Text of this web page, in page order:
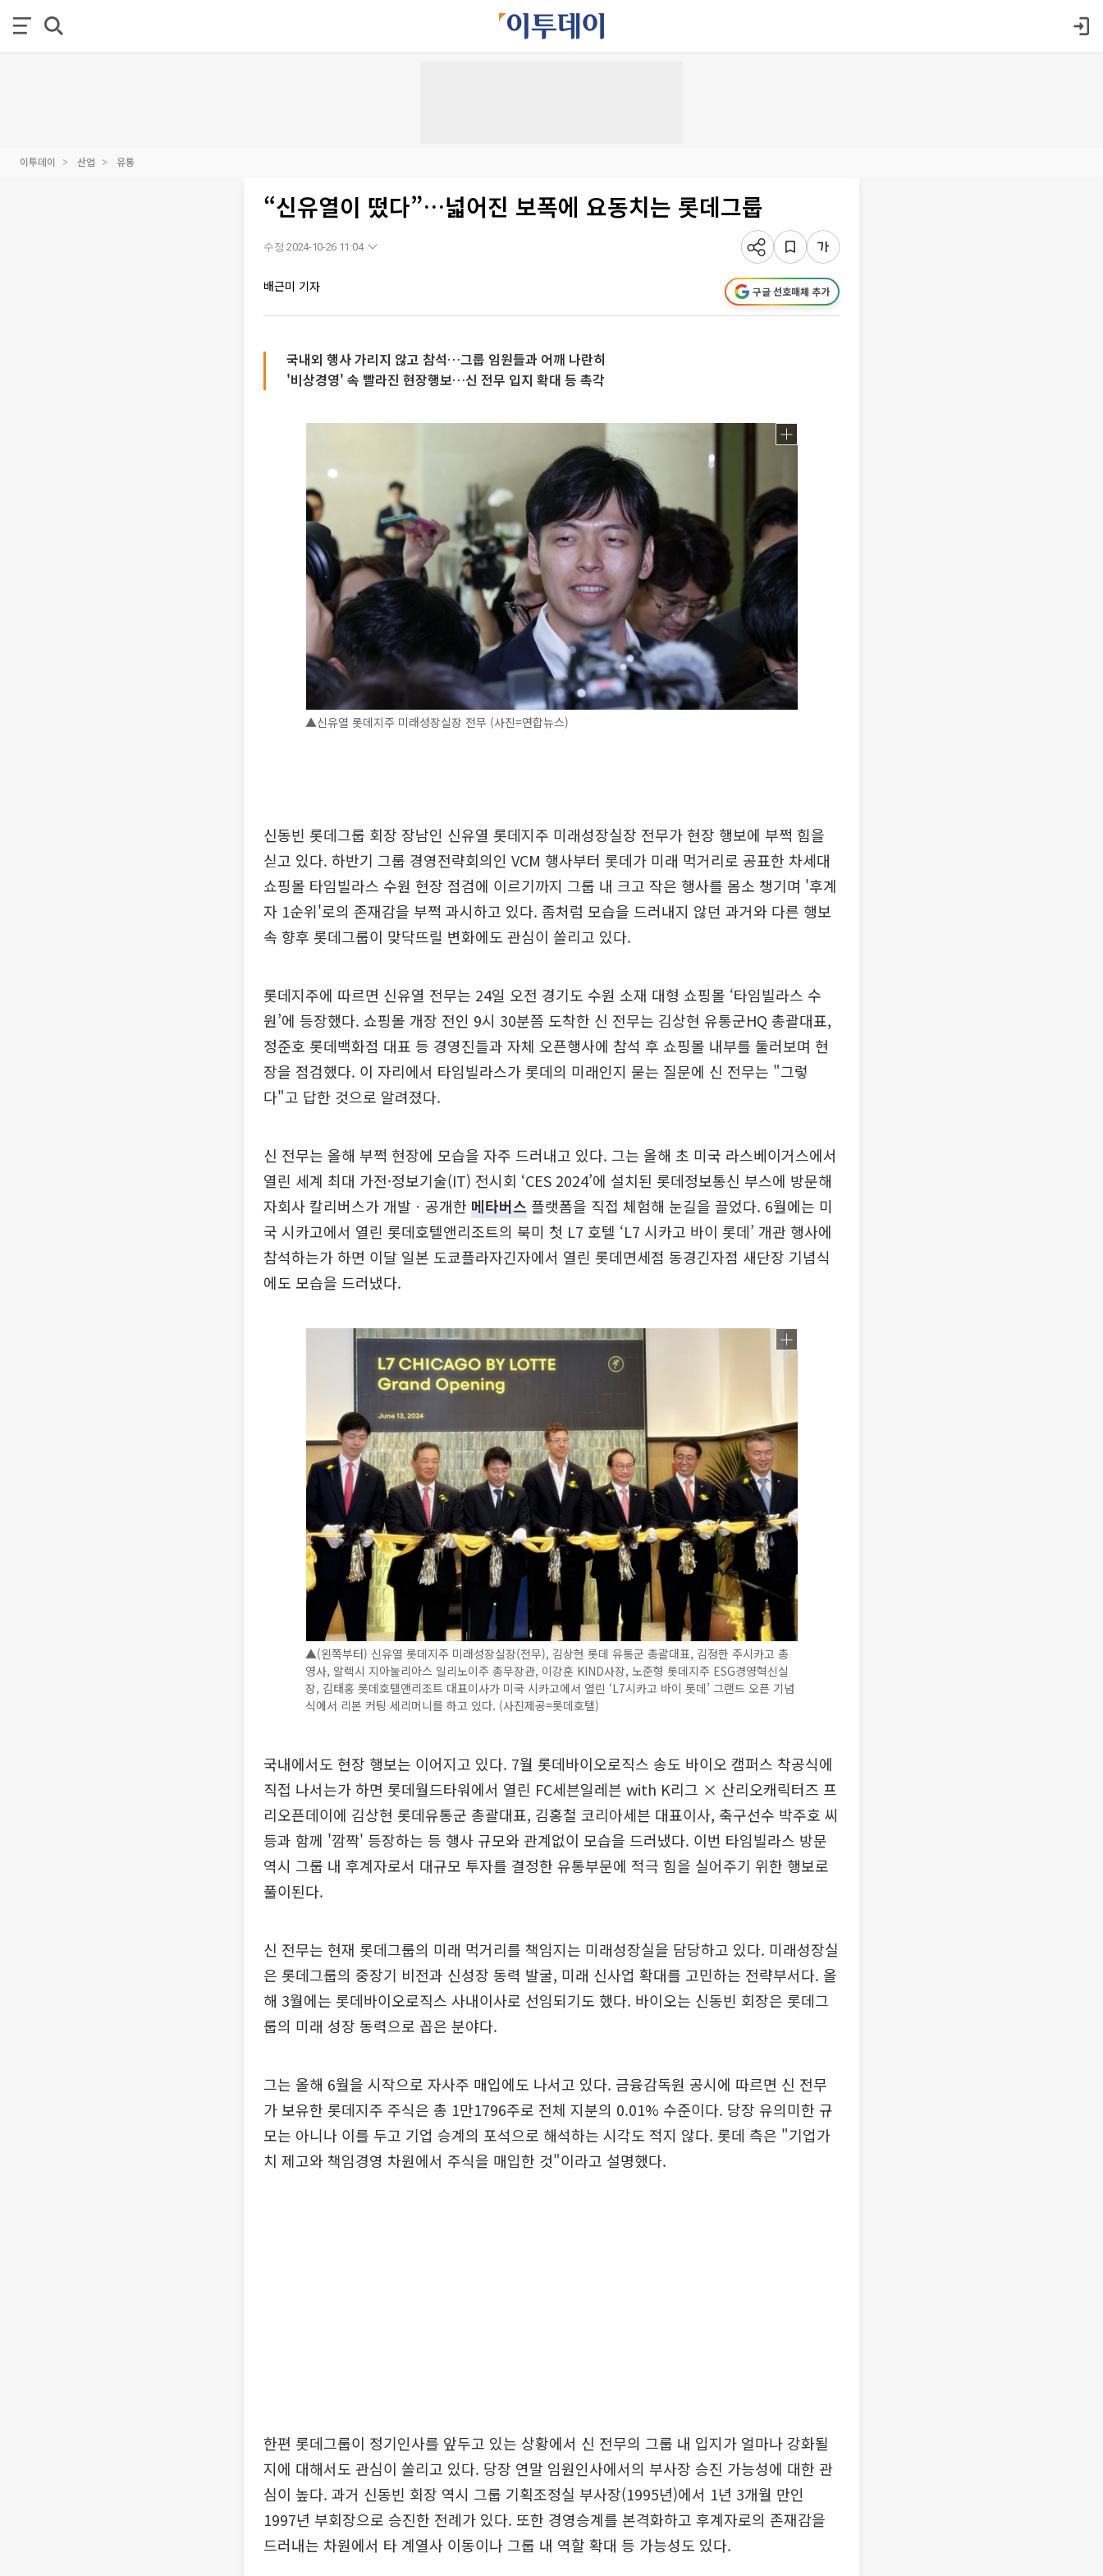
이투데이 산업 유통
“신유열이 떴다”…넓어진 보폭에 요동치는 롯데그룹
수정 2024-10-26 11:04
배근미 기자 구글 선호매체 추가
국내외 행사 가리지 않고 참석…그룹 임원들과 어깨 나란히
'비상경영' 속 빨라진 현장행보…신 전무 입지 확대 등 촉각
▲신유열 롯데지주 미래성장실장 전무 (사진=연합뉴스)
신동빈 롯데그룹 회장 장남인 신유열 롯데지주 미래성장실장 전무가 현장 행보에 부쩍 힘을
싣고 있다. 하반기 그룹 경영전략회의인 VCM 행사부터 롯데가 미래 먹거리로 공표한 차세대
쇼핑몰 타임빌라스 수원 현장 점검에 이르기까지 그룹 내 크고 작은 행사를 몸소 챙기며 '후계
자 1순위'로의 존재감을 부쩍 과시하고 있다. 좀처럼 모습을 드러내지 않던 과거와 다른 행보
속 향후 롯데그룹이 맞닥뜨릴 변화에도 관심이 쏠리고 있다.
롯데지주에 따르면 신유열 전무는 24일 오전 경기도 수원 소재 대형 쇼핑몰 ‘타임빌라스 수
원’에 등장했다. 쇼핑몰 개장 전인 9시 30분쯤 도착한 신 전무는 김상현 유통군HQ 총괄대표,
정준호 롯데백화점 대표 등 경영진들과 자체 오픈행사에 참석 후 쇼핑몰 내부를 둘러보며 현
장을 점검했다. 이 자리에서 타임빌라스가 롯데의 미래인지 묻는 질문에 신 전무는 "그렇
다"고 답한 것으로 알려졌다.
신 전무는 올해 부쩍 현장에 모습을 자주 드러내고 있다. 그는 올해 초 미국 라스베이거스에서
열린 세계 최대 가전·정보기술(IT) 전시회 ‘CES 2024’에 설치된 롯데정보통신 부스에 방문해
자회사 칼리버스가 개발ㆍ공개한 메타버스 플랫폼을 직접 체험해 눈길을 끌었다. 6월에는 미
국 시카고에서 열린 롯데호텔앤리조트의 북미 첫 L7 호텔 ‘L7 시카고 바이 롯데’ 개관 행사에
참석하는가 하면 이달 일본 도쿄플라자긴자에서 열린 롯데면세점 동경긴자점 새단장 기념식
에도 모습을 드러냈다.
▲(왼쪽부터) 신유열 롯데지주 미래성장실장(전무), 김상현 롯데 유통군 총괄대표, 김정한 주시카고 총
영사, 알렉시 지아눌리아스 일리노이주 총무장관, 이강훈 KIND사장, 노준형 롯데지주 ESG경영혁신실
장, 김태홍 롯데호텔앤리조트 대표이사가 미국 시카고에서 열린 ‘L7시카고 바이 롯데’ 그랜드 오픈 기념
식에서 리본 커팅 세리머니를 하고 있다. (사진제공=롯데호텔)
국내에서도 현장 행보는 이어지고 있다. 7월 롯데바이오로직스 송도 바이오 캠퍼스 착공식에
직접 나서는가 하면 롯데월드타워에서 열린 FC세븐일레븐 with K리그 × 산리오캐릭터즈 프
리오픈데이에 김상현 롯데유통군 총괄대표, 김홍철 코리아세븐 대표이사, 축구선수 박주호 씨
등과 함께 '깜짝' 등장하는 등 행사 규모와 관계없이 모습을 드러냈다. 이번 타임빌라스 방문
역시 그룹 내 후계자로서 대규모 투자를 결정한 유통부문에 적극 힘을 실어주기 위한 행보로
풀이된다.
신 전무는 현재 롯데그룹의 미래 먹거리를 책임지는 미래성장실을 담당하고 있다. 미래성장실
은 롯데그룹의 중장기 비전과 신성장 동력 발굴, 미래 신사업 확대를 고민하는 전략부서다. 올
해 3월에는 롯데바이오로직스 사내이사로 선임되기도 했다. 바이오는 신동빈 회장은 롯데그
룹의 미래 성장 동력으로 꼽은 분야다.
그는 올해 6월을 시작으로 자사주 매입에도 나서고 있다. 금융감독원 공시에 따르면 신 전무
가 보유한 롯데지주 주식은 총 1만1796주로 전체 지분의 0.01% 수준이다. 당장 유의미한 규
모는 아니나 이를 두고 기업 승계의 포석으로 해석하는 시각도 적지 않다. 롯데 측은 "기업가
치 제고와 책임경영 차원에서 주식을 매입한 것"이라고 설명했다.
한편 롯데그룹이 정기인사를 앞두고 있는 상황에서 신 전무의 그룹 내 입지가 얼마나 강화될
지에 대해서도 관심이 쏠리고 있다. 당장 연말 임원인사에서의 부사장 승진 가능성에 대한 관
심이 높다. 과거 신동빈 회장 역시 그룹 기획조정실 부사장(1995년)에서 1년 3개월 만인
1997년 부회장으로 승진한 전례가 있다. 또한 경영승계를 본격화하고 후계자로의 존재감을
드러내는 차원에서 타 계열사 이동이나 그룹 내 역할 확대 등 가능성도 있다.